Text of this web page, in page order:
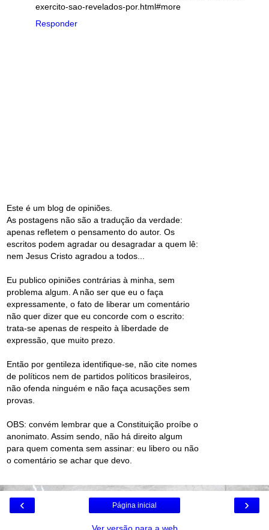
exercito-sao-revelados-por.html#more
Responder
Este é um blog de opiniões.
As postagens não são a tradução da verdade:
apenas refletem o pensamento do autor. Os
escritos podem agradar ou desagradar a quem lê:
nem Jesus Cristo agradou a todos...
Eu publico opiniões contrárias à minha, sem
problema algum. A não ser que eu o faça
expressamente, o fato de liberar um comentário
não quer dizer que eu concorde com o escrito:
trata-se apenas de respeito à liberdade de
expressão, que muito prezo.
Então por gentileza identifique-se, não cite nomes
de políticos nem de partidos políticos brasileiros,
não ofenda ninguém e não faça acusações sem
provas.
OBS: convém lembrar que a Constituição proíbe o
anonimato. Assim sendo, não há direito algum
para quem comenta sem assinar: eu libero ou não
o comentário se achar que devo.
‹ ›
Página inicial
Ver versão para a web